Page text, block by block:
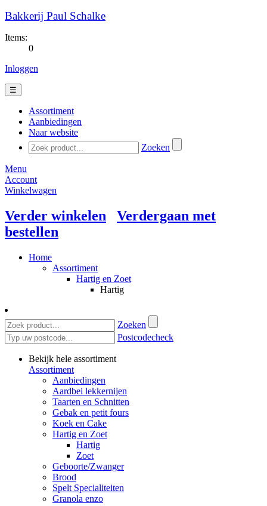
Bakkerij Paul Schalke
Items:
0
Inloggen
☰
Assortiment
Aanbiedingen
Naar website
Zoeken
Menu
Account
Winkelwagen
Verder winkelen
Verdergaan met
bestellen
Home
Assortiment
Hartig en Zoet
Hartig
Zoeken
Postcodecheck
Bekijk hele assortiment
Assortiment
Aanbiedingen
Aardbei lekkernijen
Taarten en Schnitten
Gebak en petit fours
Koek en Cake
Hartig en Zoet
Hartig
Zoet
Geboorte/Zwanger
Brood
Spelt Specialiteiten
Granola enzo